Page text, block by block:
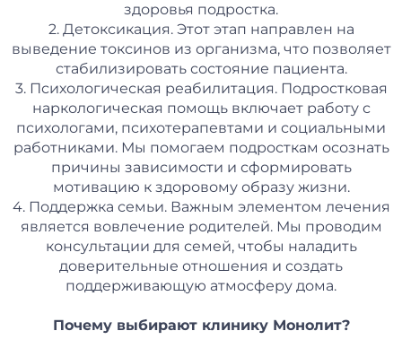
здоровья подростка.
2. Детоксикация. Этот этап направлен на
выведение токсинов из организма, что позволяет
стабилизировать состояние пациента.
3. Психологическая реабилитация. Подростковая
наркологическая помощь включает работу с
психологами, психотерапевтами и социальными
работниками. Мы помогаем подросткам осознать
причины зависимости и сформировать
мотивацию к здоровому образу жизни.
4. Поддержка семьи. Важным элементом лечения
является вовлечение родителей. Мы проводим
консультации для семей, чтобы наладить
доверительные отношения и создать
поддерживающую атмосферу дома.
Почему выбирают клинику Монолит?